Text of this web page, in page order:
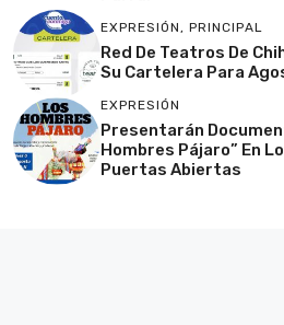
EXPRESIÓN, PRINCIPAL
Red De Teatros De
Su Cartelera Para
EXPRESIÓN
Presentarán
Hombres Pájaro” En
Puertas Abiertas